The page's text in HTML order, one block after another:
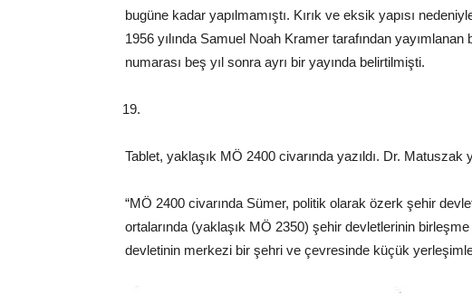
bugüne kadar yapılmamıştı. Kırık ve eksik yapısı
1956 yılında Samuel Noah Kramer tarafından
numarası beş yıl sonra ayrı bir yayında belirtilmişti.
Tablet, yaklaşık MÖ 2400 civarında yazıldı. Dr. Matuszak
“MÖ 2400 civarında Sümer, politik olarak özerk şehir
ortalarında (yaklaşık MÖ 2350) şehir devletlerinin
devletinin merkezi bir şehri ve çevresinde küçük